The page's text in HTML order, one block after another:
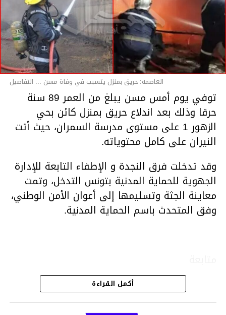
العاصمة: حريق بمنزل يتسبب في وفاة مسن ... التفاصيل
توفي يوم أمس مسن يبلغ من العمر 89 سنة
حرقا وذلك بعد اندلاع حريق بمنزل كائن بحي
الزهور 1 على مستوى مدرسة السمران، حيث أتت
النيران على كامل محتوياته.
وقد تدخلت فرق النجدة و الإطفاء التابعة للإدارة
الجهوية للحماية المدنية بتونس التدخل، وتمت
معاينة الجثة وتسليمها إلى أعوان الأمن الوطني،
وفق المتحدث باسم الحماية المدنية.
قسم الاخبار
أكمل القراءة